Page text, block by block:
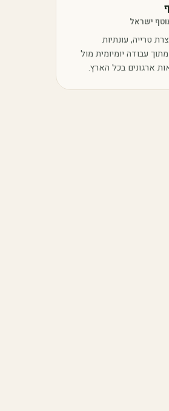
ישראל
טרייה, עונתיות
עבודה יומיומית מול
ארגונים בכל הארץ.